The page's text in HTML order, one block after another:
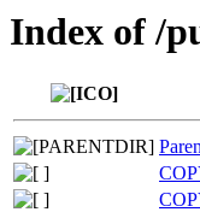
Index of /